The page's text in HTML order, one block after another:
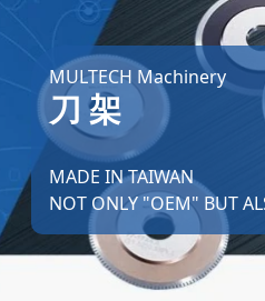
MULTECH Machinery
刀 架
MADE IN TAIWAN
NOT ONLY "OEM" BUT